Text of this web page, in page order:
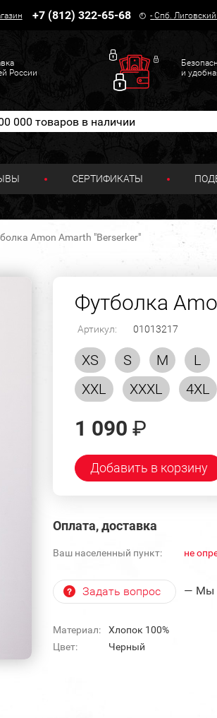
+7 (812) 322-65-68 -Спб.
России
и
СЕРТИФИКАТЫ
Amon Amarth "Berserker"
Футболка
Артикул: 01013217
XS S M L
XXL
XXXL 4XL
1 090 ₽
Добавить в корзину
Оплата, доставка
Ваш населенный пункт: не
Задать вопрос — Мы
Материал:
Хлопок 100%
Цвет:
Черный